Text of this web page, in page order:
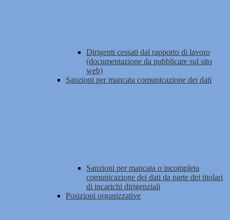
Dirigenti cessati dal rapporto di lavoro
(documentazione da pubblicare sul sito
web)
Sanzioni per mancata comunicazione dei dati
Sanzioni per mancata o incompleta
comunicazione dei dati da parte dei titolari
di incarichi dirigenziali
Posizioni organizzative